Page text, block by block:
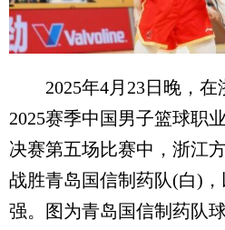
2025年4月23日晚，在
2025赛季中国男子篮球职
决赛第五场比赛中，浙江
战胜青岛国信制药队(白)
强。图为青岛国信制药队